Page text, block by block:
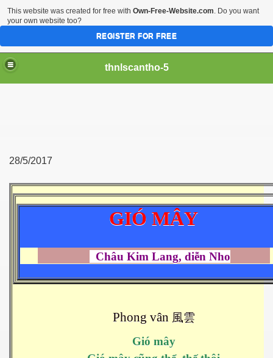
thnlscantho-5
28/5/2017
GIÓ MÂY
Châu Kim Lang, diễn Nho
Phong vân 風雲
Gió mây
This website was created for free with Own-Free-Website.com. Do you want
your own website too?
REGISTER FOR FREE